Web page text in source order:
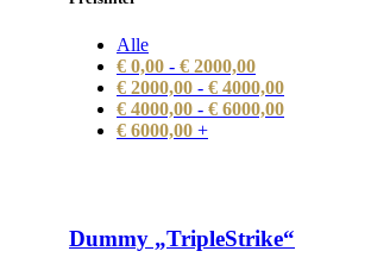
Alle
€ 0,00 - € 2000,00
€ 2000,00 - € 4000,00
€ 4000,00 - € 6000,00
€ 6000,00 +
Dummy „TripleStrike“